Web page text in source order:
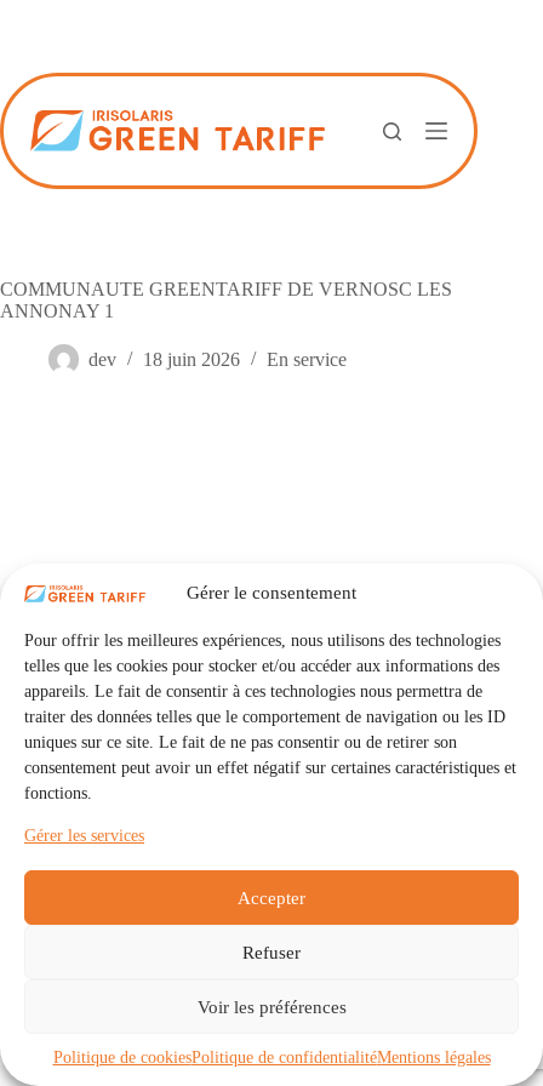
Gérer le consentement
Pour offrir les meilleures expériences, nous utilisons des technologies
telles que les cookies pour stocker et/ou accéder aux informations des
appareils. Le fait de consentir à ces technologies nous permettra de
traiter des données telles que le comportement de navigation ou les ID
uniques sur ce site. Le fait de ne pas consentir ou de retirer son
consentement peut avoir un effet négatif sur certaines caractéristiques et
fonctions.
Gérer les services
Accepter
Refuser
Voir les préférences
Politique de cookiesPolitique de confidentialitéMentions légales
COMMUNAUTE GREENTARIFF DE VERNOSC LES
ANNONAY 1
dev 18 juin 2026 En service
Communautés
À propos
Politique de cookies (UE)